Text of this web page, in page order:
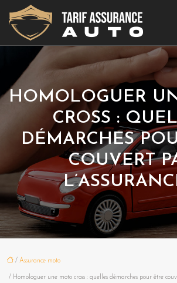
HOMOLOGUER
CROSS :
DÉMARCHES
COUVERT
/ Assurance moto
/ Homologuer une moto cross : quelles démarches pour être